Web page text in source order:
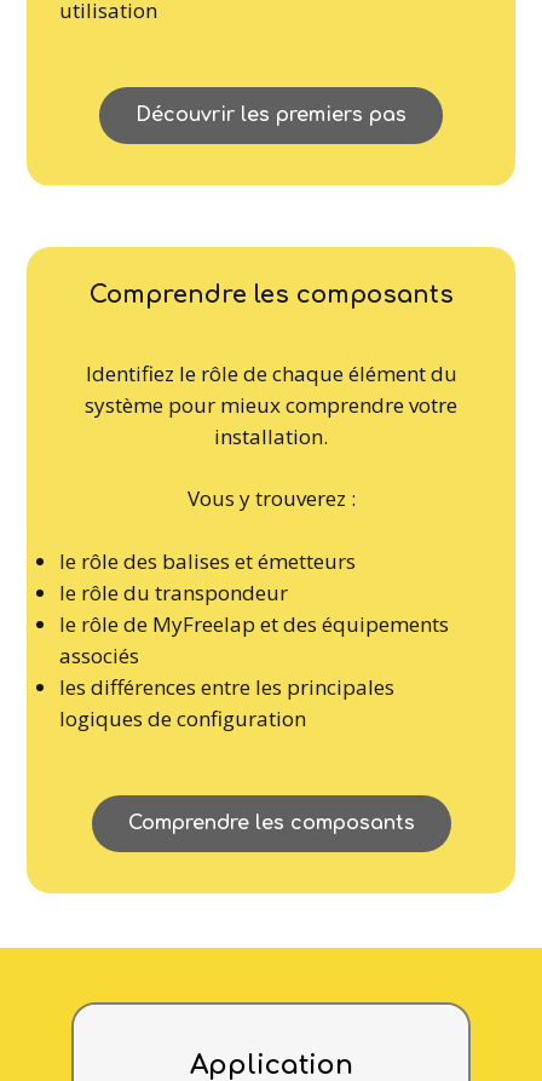
utilisation
Découvrir les premiers pas
Comprendre les composants
Identifiez le rôle de chaque élément du
système pour mieux comprendre votre
installation.
Vous y trouverez :
le rôle des balises et émetteurs
le rôle du transpondeur
le rôle de MyFreelap et des équipements
associés
les différences entre les principales
logiques de configuration
Comprendre les composants
Application